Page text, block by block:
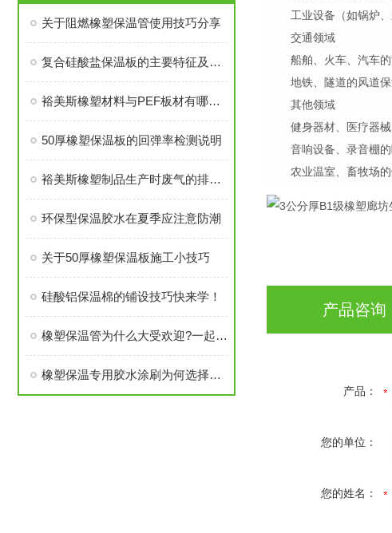
关于阻燃橡塑保温管使用技巧分享
复合硅酸盐保温板的主要特征及一般性质解析
裕美斯橡塑材料与PEF板材有哪些区别？
50厚橡塑保温板的回弹率检测说明
裕美斯橡塑制品生产时废气的排放及处理讲解
环保型保温胶水在夏季应注意防潮
关于50厚橡塑保温板施工小技巧
硅酸铝保温棉的铺设技巧快来学！
橡塑保温管为什么大受欢迎?一起来揭秘下
橡塑保温专用胶水涂刷为何选择硬质短毛刷？
工业设备（如锅炉
交通领域
船舶、火车、汽车的
地铁、隧道的风道保
其他领域
健身器材、医疗器械
音响设备、录音棚的
农业温室、畜牧场的
产品咨询
产品：
您的单位：
您的姓名：